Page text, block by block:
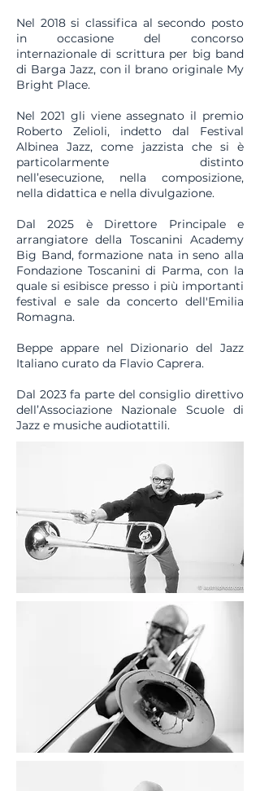
Nel 2018 si classifica al secondo posto
in occasione del concorso
internazionale di scrittura per big band
di Barga Jazz, con il brano originale My
Bright Place.
Nel 2021 gli viene assegnato il premio
Roberto Zelioli, indetto dal Festival
Albinea Jazz, come jazzista che si è
particolarmente distinto
nell’esecuzione, nella composizione,
nella didattica e nella divulgazione.
Dal 2025 è Direttore Principale e
arrangiatore della Toscanini Academy
Big Band, formazione nata in seno alla
Fondazione Toscanini di Parma, con la
quale si esibisce presso i più importanti
festival e sale da concerto dell'Emilia
Romagna.
Beppe appare nel Dizionario del Jazz
Italiano curato da Flavio Caprera.
Dal 2023 fa parte del consiglio direttivo
dell’Associazione Nazionale Scuole di
Jazz e musiche audiotattili.